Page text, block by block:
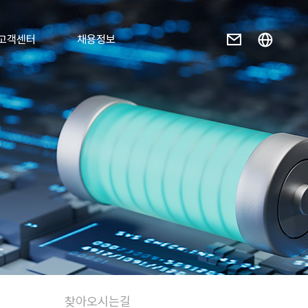
객센터 채용정보
찾아오시는길